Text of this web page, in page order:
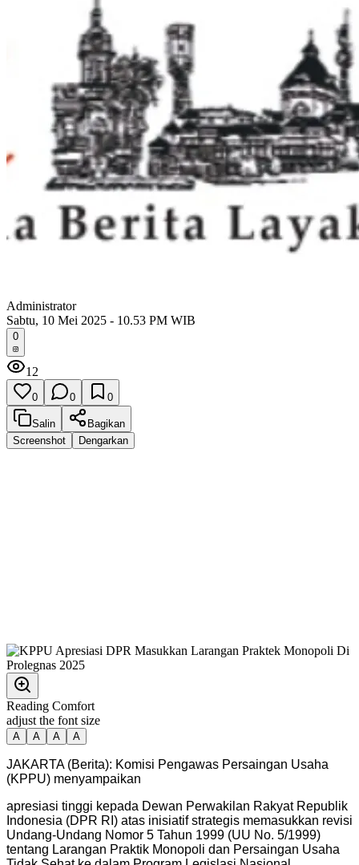
Administrator
Sabtu, 10 Mei 2025 - 10.53 PM WIB
0
12
0 0 0
Salin
Bagikan
Screenshot
Dengarkan
Reading Comfort
adjust the font size
A A A A
JAKARTA (Berita): Komisi Pengawas Persaingan Usaha
(KPPU) menyampaikan
apresiasi tinggi kepada Dewan Perwakilan Rakyat Republik
Indonesia (DPR RI) atas inisiatif strategis memasukkan revisi
Undang-Undang Nomor 5 Tahun 1999 (UU No. 5/1999)
tentang Larangan Praktik Monopoli dan Persaingan Usaha